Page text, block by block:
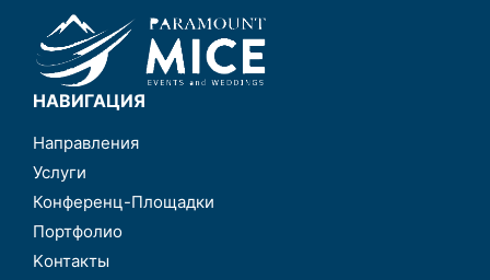
НАВИГАЦИЯ
Направления
Услуги
Конференц-Площадки
Портфолио
Kонтакты